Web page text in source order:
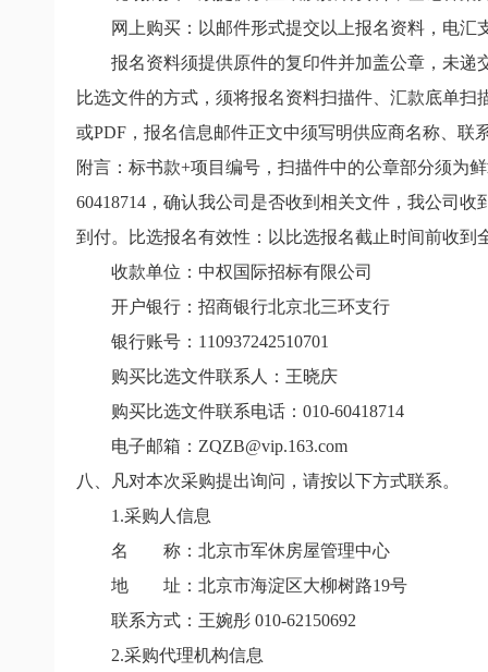
网上购买： 以邮件形式提交以上报名资料，电
报名资料须提供原件的复印件并加盖公章，未递
比选文件的方式，须将报名资料扫描件、汇款底单扫
或PDF ，报名信息邮件正文中须写明供应商名称、
附言：标书款+项目编号，扫描件中的公章部分须为
60418714 ，确认我公司是否收到相关文件，我公司
到付。比选报名有效性：以比选报名截止时间前收
收款单位：中权国际招标有限公司
开户银行：招商银行北京北三环支行
银行账号： 110937242510701
购买比选文件联系人：王晓庆
购买比选文件联系电话： 010-60418714
电子邮箱： ZQZB@vip.163.com
八、凡对本次采购提出询问，请按以下方式联系。
1.采购人信息
名 称：北京市军休房屋管理中心
地 址：北京市海淀区大柳树路19号
联系方式：王婉彤 010-62150692
2.采购代理机构信息